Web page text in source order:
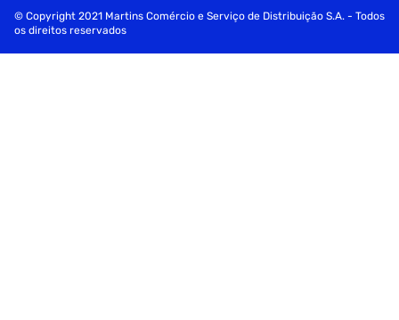
© Copyright 2021 Martins Comércio e Serviço de Distribuição S.A. - Todos
os direitos reservados